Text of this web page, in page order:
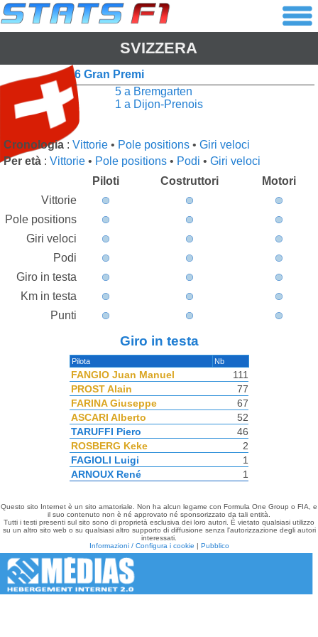
SVIZZERA
6 Gran Premi
5 a Bremgarten
1 a Dijon-Prenois
Cronologia : Vittorie • Pole positions • Giri veloci
Per età : Vittorie • Pole positions • Podi • Giri veloci
Piloti
Costruttori
Motori
Vittorie
Pole positions
Giri veloci
Podi
Giro in testa
Km in testa
Punti
Giro in testa
Pilota Nb
FANGIO Juan Manuel
111
PROST Alain
77
FARINA Giuseppe
67
ASCARI Alberto
52
TARUFFI Piero
46
ROSBERG Keke
2
FAGIOLI Luigi
1
ARNOUX René
1
Questo sito Internet è un sito amatoriale. Non ha alcun legame con Formula One Group o FIA, e
il suo contenuto non è né approvato né sponsorizzato da tali entità.
Tutti i testi presenti sul sito sono di proprietà esclusiva dei loro autori. È vietato qualsiasi utilizzo
su un altro sito web o su qualsiasi altro supporto di diffusione senza l'autorizzazione degli autori
interessati.
Informazioni / Configura i cookie | Pubblico